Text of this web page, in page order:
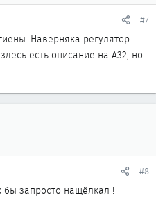
#7
Наверняка регулятор
есть описание на А32, но
#8
бы запросто нащёлкал !